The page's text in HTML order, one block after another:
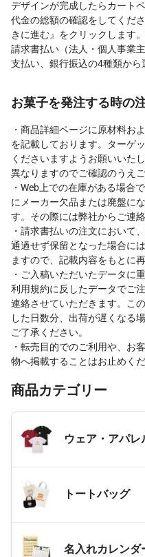
デザインが完成したらカート
代金の総額の確認をしてくだ
きに進む』をクリックします
請求書払い（法人・個人事業
支払い、銀行振込の4種類から
お菓子を発注する時の
・商品詳細ページに原材料お
を記載しております。ターゲ
くださいますようお願いいた
異なりますのでご確認のうえ
・Web上での在庫がある場合
にメーカー欠品または廃盤に
す。その際には弊社からご連
・請求書払いの注文において
通過せず保留となった場合に
ますので、記載内容をもとに
・ご入稿いただいたデータに
利用規約に反したデータでご
連絡させていただきます。こ
した日数分、出荷が遅くなる
ご了承ください。
・転売目的でのご利用や、お
物へ掲載することはお止めくだ
商品カテゴリー
ウェア・アパレ
トートバッグ
名入れカレンダ